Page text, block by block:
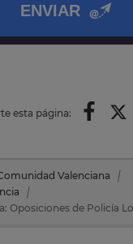
ENVIAR
esta página:
Valenciana